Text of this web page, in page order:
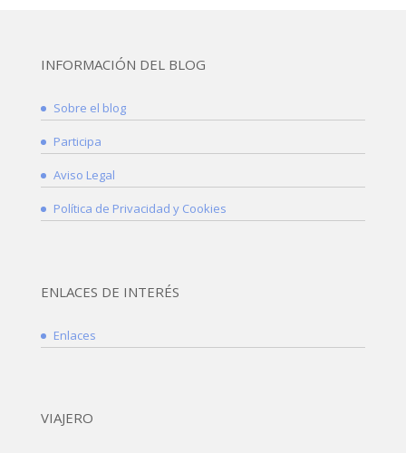
INFORMACIÓN DEL BLOG
Sobre el blog
Participa
Aviso Legal
Política de Privacidad y Cookies
ENLACES DE INTERÉS
Enlaces
VIAJERO